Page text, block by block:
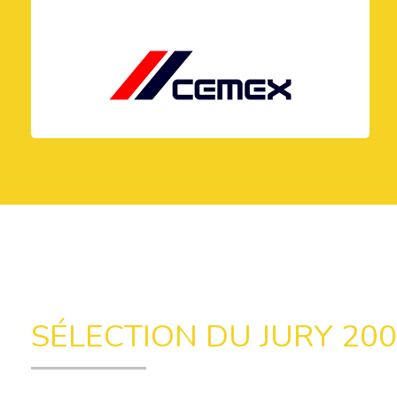
SÉLECTION DU JURY